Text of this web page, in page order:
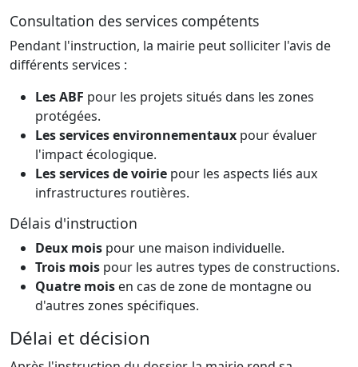
Consultation des services compétents
Pendant l'instruction, la mairie peut solliciter l'avis de
différents services :
Les ABF pour les projets situés dans les zones
protégées.
Les services environnementaux pour évaluer
l'impact écologique.
Les services de voirie pour les aspects liés aux
infrastructures routières.
Délais d'instruction
Deux mois pour une maison individuelle.
Trois mois pour les autres types de constructions.
Quatre mois en cas de zone de montagne ou
d'autres zones spécifiques.
Délai et décision